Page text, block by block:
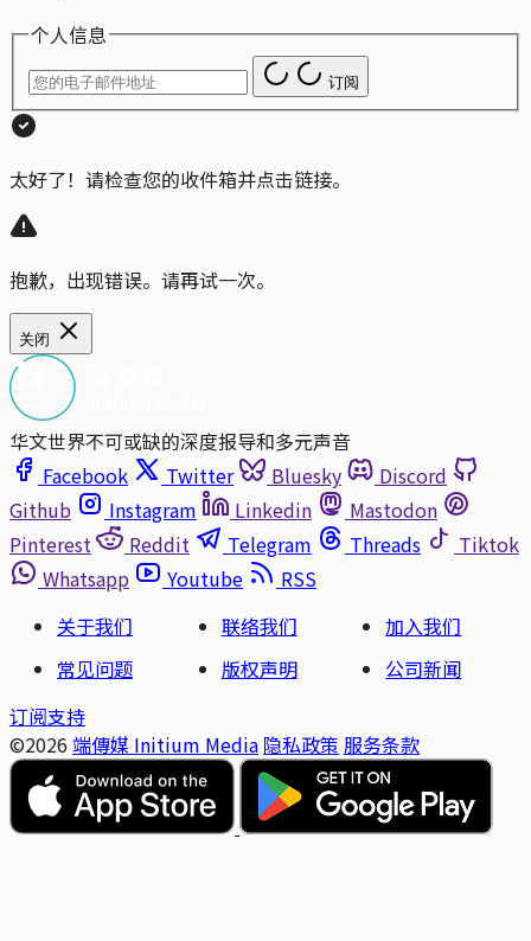
个人信息
订阅
太好了！请检查您的收件箱并点击链接。
抱歉，出现错误。请再试一次。
关闭
华文世界不可或缺的深度报导和多元声音
Facebook
Twitter Bluesky
Discord
Github
Instagram Linkedin
Mastodon
Pinterest
Reddit Telegram Threads
Tiktok
Whatsapp
Youtube
RSS
关于我们
联络我们
加入我们
常见问题
版权声明
公司新闻
订阅支持
©2026 端傳媒 Initium Media 隐私政策 服务条款